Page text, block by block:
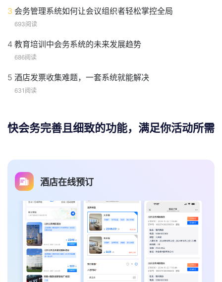
3 会务管理系统如何让会议组织者轻松掌控全局
693阅读
4 教育培训中会务系统的未来发展趋势
686阅读
5 酒店发票收集难题，一套系统就能解决
631阅读
快会务完善且细致的功能，满足你活动所需
酒店在线预订